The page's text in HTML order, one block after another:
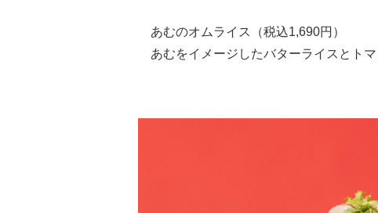
あむのオムライス（税込1,690円）
あむをイメージしたバターライスとトマ